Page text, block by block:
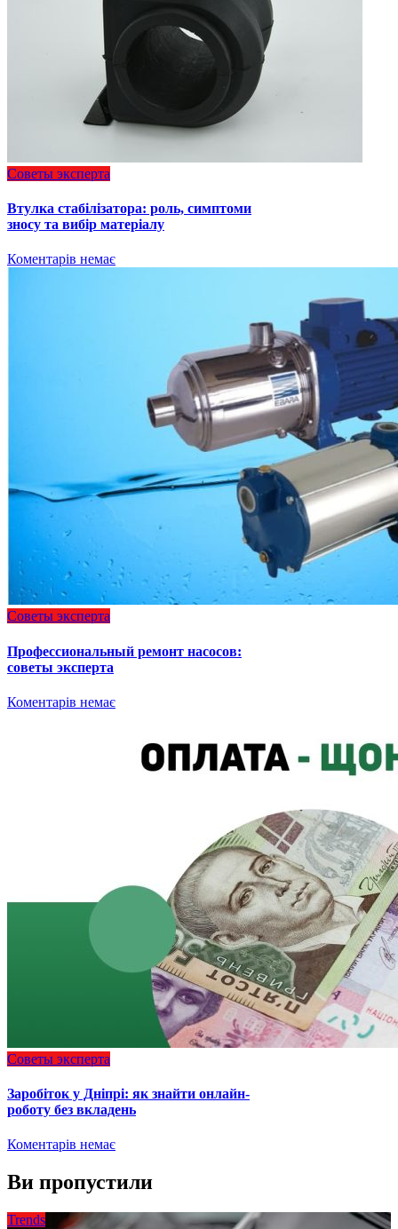
Советы эксперта
Втулка стабілізатора: роль, симптоми
зносу та вибір матеріалу
Коментарів немає
Советы эксперта
Профессиональный ремонт насосов:
советы эксперта
Коментарів немає
Советы эксперта
Заробіток у Дніпрі: як знайти онлайн-
роботу без вкладень
Коментарів немає
Ви пропустили
Trends